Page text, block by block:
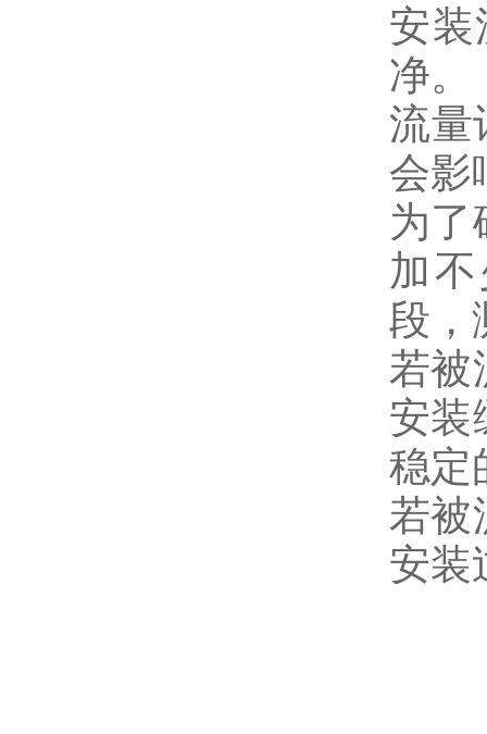
安装
净。
流量
会影
为了
加
段，
若被
安装
稳定
若被
安装